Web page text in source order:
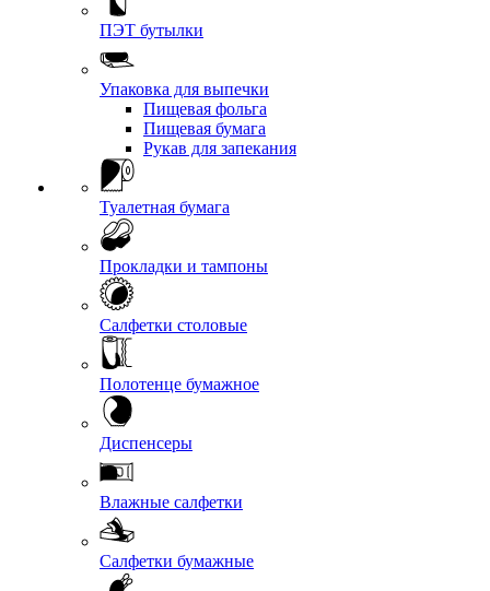
ПЭТ бутылки
Упаковка для выпечки
Пищевая фольга
Пищевая бумага
Рукав для запекания
Туалетная бумага
Прокладки и тампоны
Салфетки столовые
Полотенце бумажное
Диспенсеры
Влажные салфетки
Салфетки бумажные